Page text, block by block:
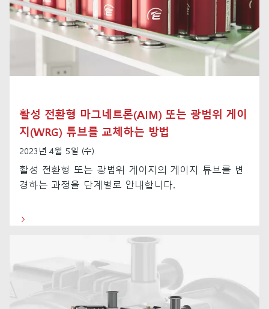
활성 전환형 마그네트론(AIM) 또는 광범위 게이
지(WRG) 튜브를 교체하는 방법
2023년 4월 5일 (수)
활성 전환형 또는 광범위 게이지의 게이지 튜브를 변
경하는 과정을 단계별로 안내합니다.